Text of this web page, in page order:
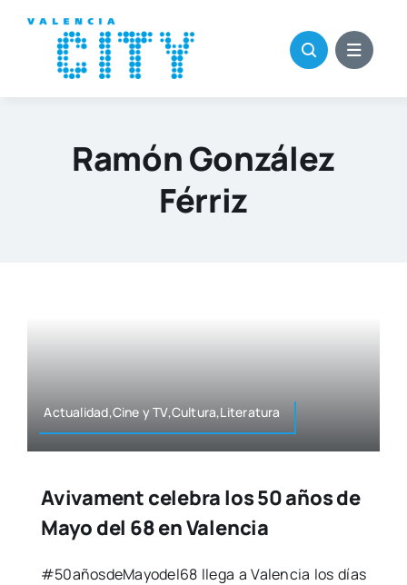
contenido
Ramón González
Férriz
Actualidad,Cine y TV,Cultura,Literatura
Avivament celebra los 50 años de
Mayo del 68 en Valencia
#50añosdeMayodel68 lle­ga a Valen­cia los días